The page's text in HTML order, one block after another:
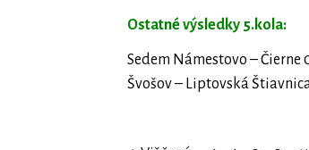
Ostatné výsledky 5.kola:
Sedem Námestovo – Čierne
Švošov – Liptovská